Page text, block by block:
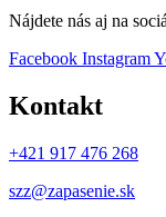
Nájdete nás aj na
Facebook Instagram
Kontakt
+421 917 476 268
szz@zapasenie.sk